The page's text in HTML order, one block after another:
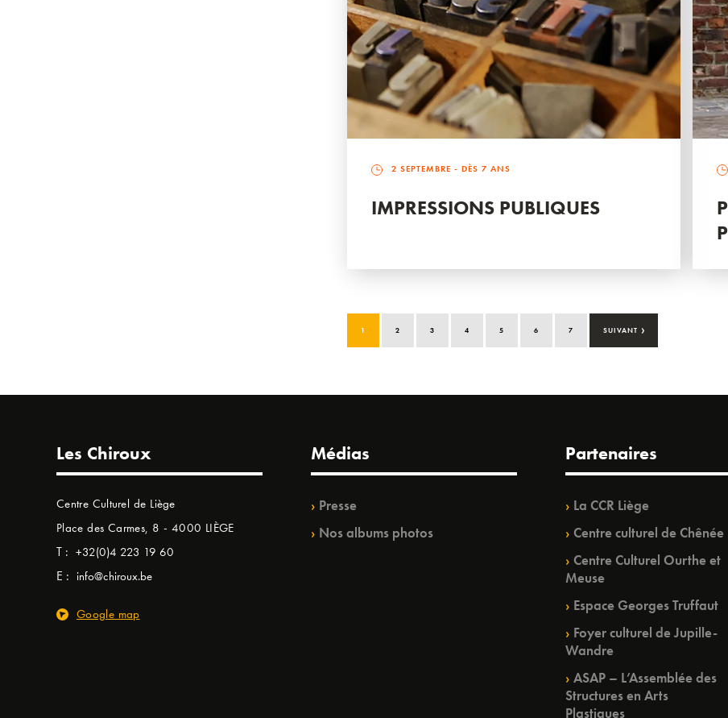
2 SEPTEMBRE - DÈS 7 ANS
IMPRESSIONS PUBLIQUES
1 2 3 4 5 6 7 SUIVANT ›
Les Chiroux
Centre Culturel de Liège
Place des Carmes, 8 - 4000 LIÈGE
T : +32(0)4 223 19 60
E : info@chiroux.be
Google map
Médias
Presse
Nos albums photos
Partenaires
La CCR Liège
Centre culturel de Chênée
Centre Culturel Ourthe et
Meuse
Espace Georges Truffaut
Foyer culturel de Jupille-
Wandre
ASAP – L’Assemblée des
Structures en Arts
Plastiques